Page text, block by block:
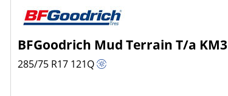
BFGoodrich Mud Terrain T/a KM3
285/75 R17 121Q